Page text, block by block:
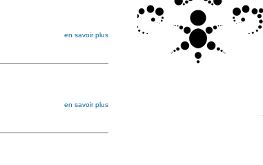
en savoir plus
en savoir plus